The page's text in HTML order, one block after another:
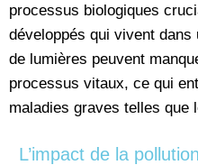
processus biologiques
développés qui vivent dans
de lumières peuvent
processus vitaux, ce qui
maladies graves telles que
L’impact de la